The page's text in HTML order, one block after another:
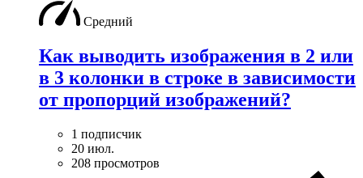
Средний
Как выводить изображения в 2 или
в 3 колонки в строке в зависимости
от пропорций изображений?
1 подписчик
20 июл.
208 просмотров